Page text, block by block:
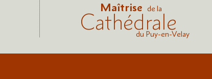
Maîtrise de la
Cathédrale
du Puy-en-Velay